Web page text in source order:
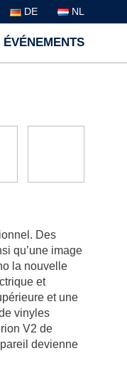
DE NL
ÉVÉNEMENTS
Des
qu’une image
la nouvelle
et
et une
vinyles
V2 de
devienne